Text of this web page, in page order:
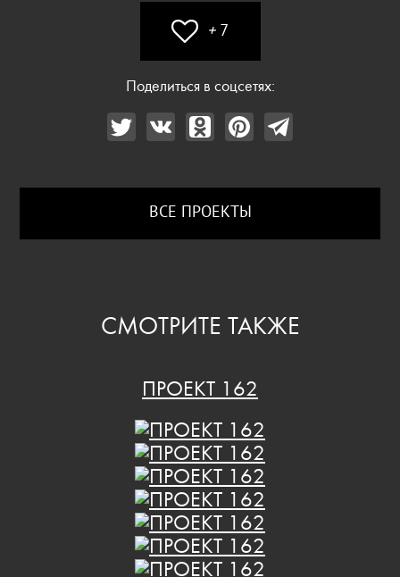
+ 7
Поделиться в соцсетях:
ВСЕ ПРОЕКТЫ
СМОТРИТЕ ТАКЖЕ
ПРОЕКТ 162